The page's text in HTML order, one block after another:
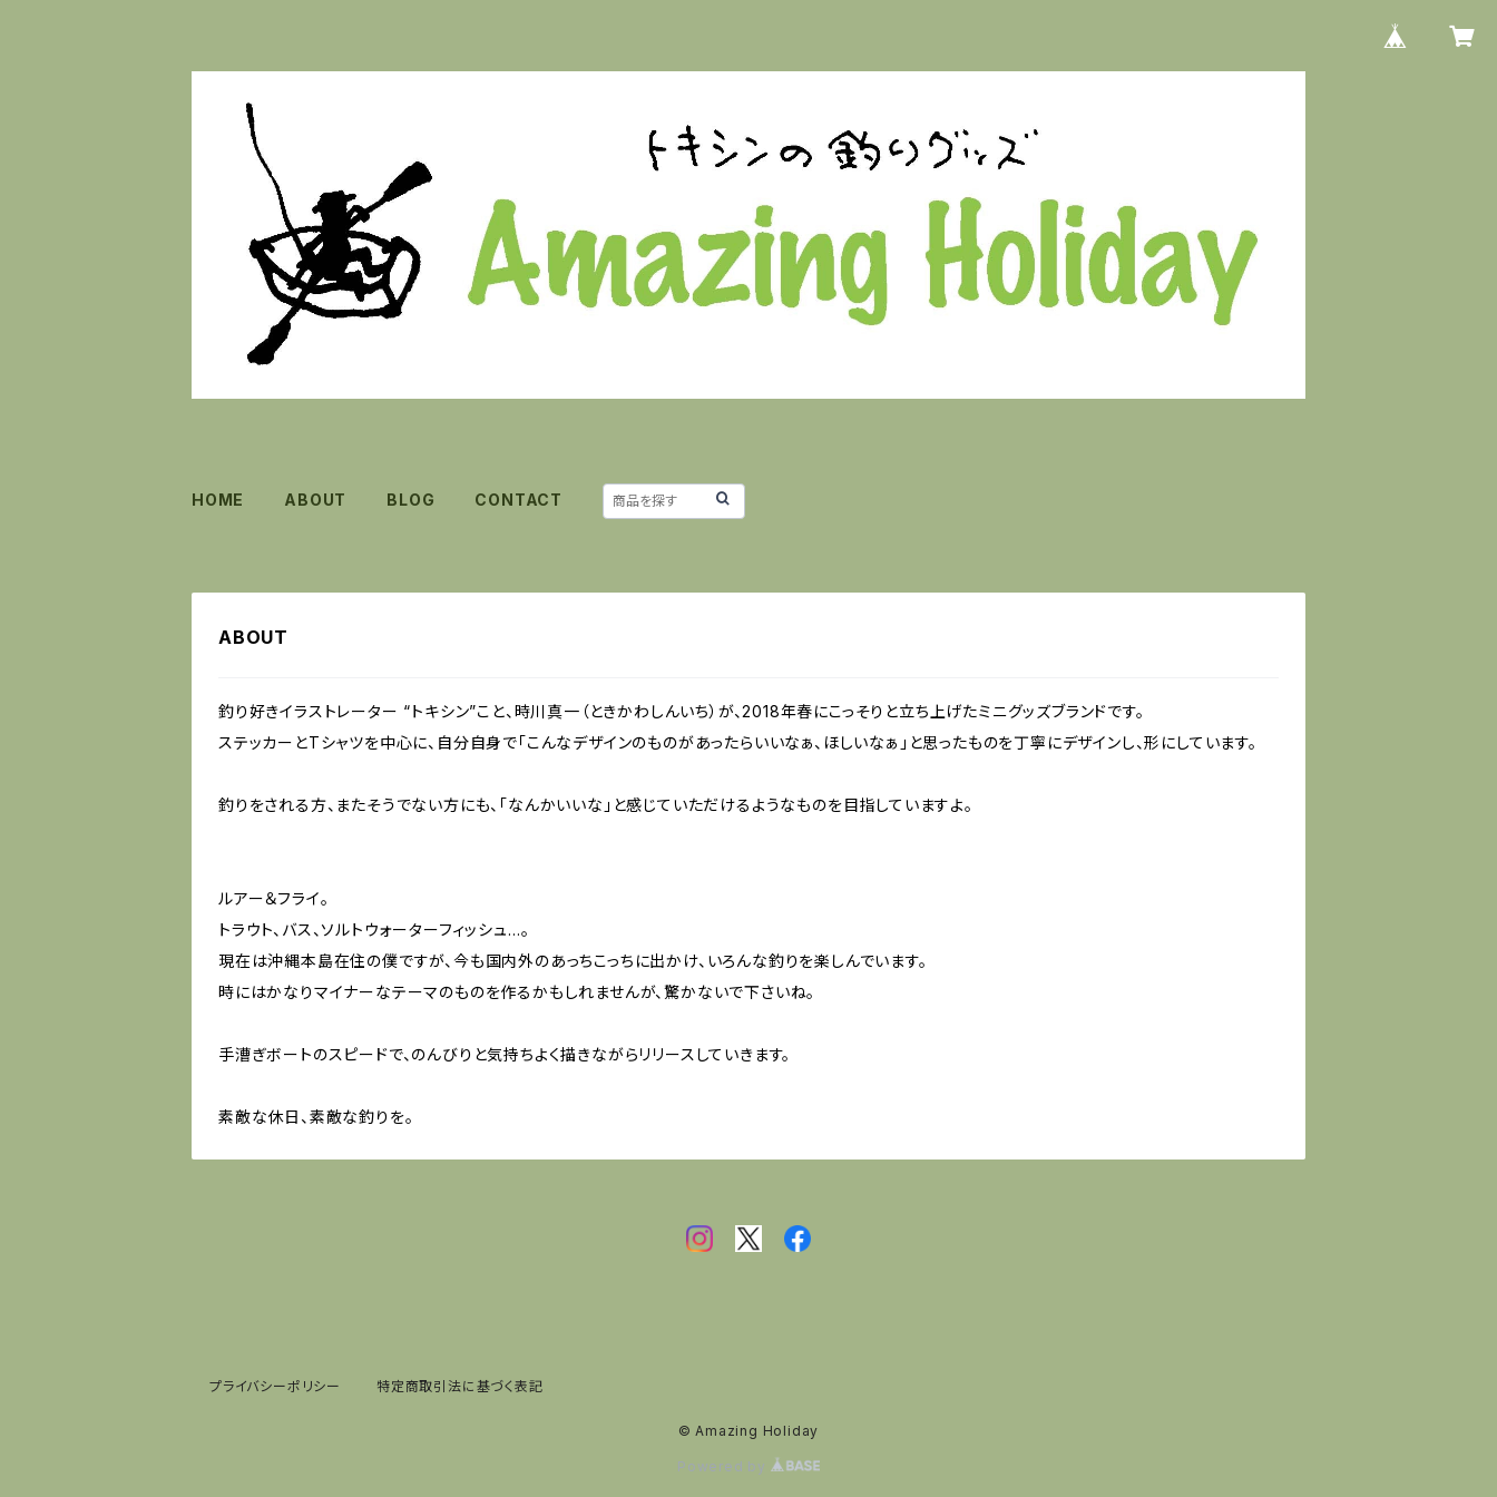
HOME ABOUT BLOG CONTACT
ABOUT
釣り好きイラストレーター “トキシン”こと、時川真一（ときかわしんいち）が、2018年春にこっそりと立ち上げたミニグッズブランドです。
ステッカーとTシャツを中心に、自分自身で「こんなデザインのものがあったらいいなぁ、ほしいなぁ」と思ったものを丁寧にデザインし、形にしています。
釣りをされる方、またそうでない方にも、「なんかいいな」と感じていただけるようなものを目指していますよ。
ルアー＆フライ。
トラウト、バス、ソルトウォーターフィッシュ…。
現在は沖縄本島在住の僕ですが、今も国内外のあっちこっちに出かけ、いろんな釣りを楽しんでいます。
時にはかなりマイナーなテーマのものを作るかもしれませんが、驚かないで下さいね。
手漕ぎボートのスピードで、のんびりと気持ちよく描きながらリリースしていきます。
素敵な休日、素敵な釣りを。
プライバシーポリシー 特定商取引法に基づく表記
© Amazing Holiday
Powered by